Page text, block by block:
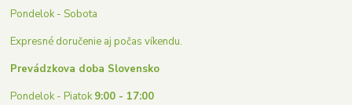
Pondelok - Sobota
Expresné doručenie aj počas víkendu.
Prevádzkova doba Slovensko
Pondelok - Piatok9:00 - 17:00